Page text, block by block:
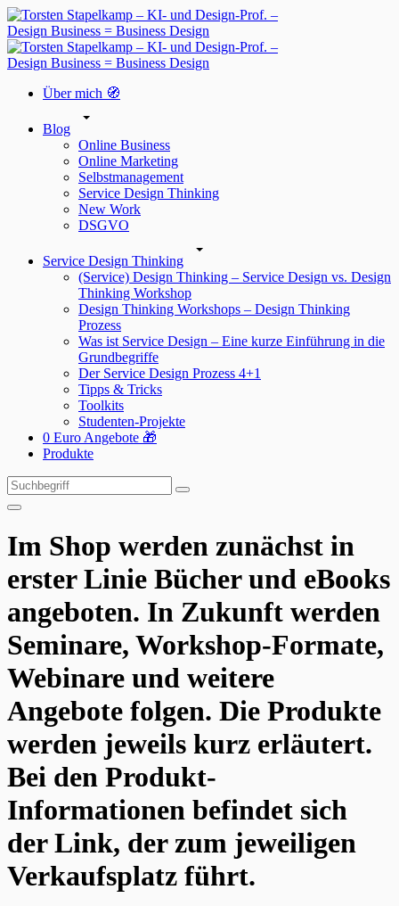
Über mich 🧭
Blog
Online Business
Online Marketing
Selbstmanagement
Service Design Thinking
New Work
DSGVO
Service Design Thinking
(Service) Design Thinking – Service Design vs. Design
Thinking Workshop
Design Thinking Workshops – Design Thinking
Prozess
Was ist Service Design – Eine kurze Einführung in die
Grundbegriffe
Der Service Design Prozess 4+1
Tipps & Tricks
Toolkits
Studenten-Projekte
0 Euro Angebote 🎁
Produkte
Suchen
nach:
Suchen
Im Shop werden zunächst in
erster Linie Bücher und eBooks
angeboten. In Zukunft werden
Seminare, Workshop-Formate,
Webinare und weitere
Angebote folgen. Die Produkte
werden jeweils kurz erläutert.
Bei den Produkt-
Informationen befindet sich
der Link, der zum jeweiligen
Verkaufsplatz führt.